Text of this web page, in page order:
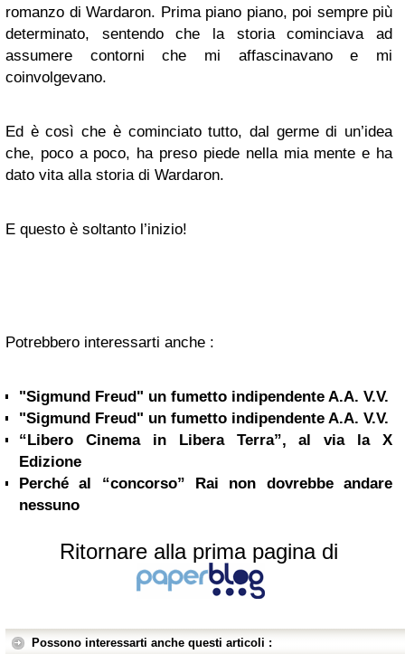
romanzo di Wardaron. Prima piano piano, poi sempre più
determinato, sentendo che la storia cominciava ad
assumere contorni che mi affascinavano e mi
coinvolgevano.
Ed è così che è cominciato tutto, dal germe di un’idea
che, poco a poco, ha preso piede nella mia mente e ha
dato vita alla storia di Wardaron.
E questo è soltanto l’inizio!
Potrebbero interessarti anche :
"Sigmund Freud" un fumetto indipendente A.A. V.V.
"Sigmund Freud" un fumetto indipendente A.A. V.V.
“Libero Cinema in Libera Terra”, al via la X
Edizione
Perché al “concorso” Rai non dovrebbe andare
nessuno
Ritornare alla prima pagina di
Possono interessarti anche questi articoli :